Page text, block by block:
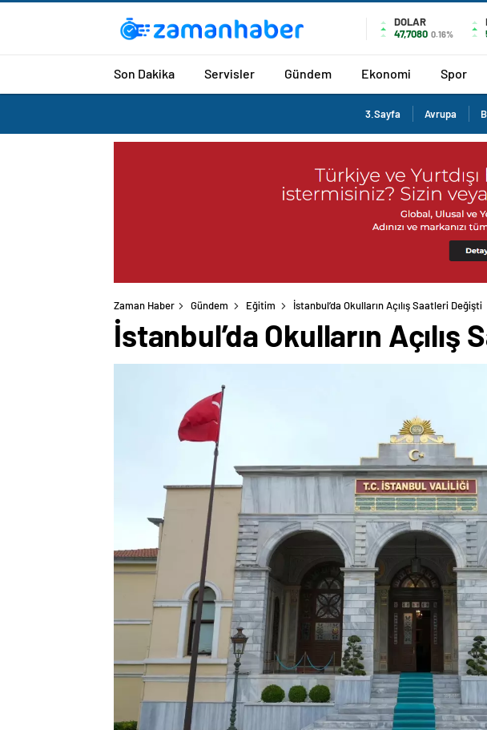
DOLAR
47,7080 0.16%
Son Dakika Servisler Gündem Ekonomi Spor
3.Sayfa Avrupa
Zaman Haber Gündem Eğitim İstanbul’da Okulların Açılış Saatleri Değişti
İstanbul’da Okulların Açılış